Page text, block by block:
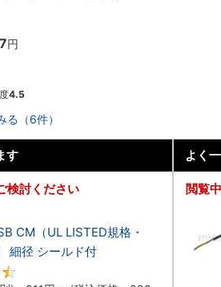
円
4.5
る（6件）
す
検討ください
CM（UL LISTED規格・
細径 シールド付
よく
閲覧